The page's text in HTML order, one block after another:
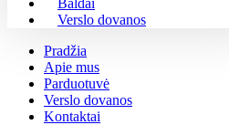
Baldai
Verslo dovanos
Pradžia
Apie mus
Parduotuvė
Verslo dovanos
Kontaktai